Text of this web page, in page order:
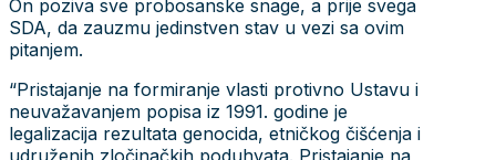
On poziva sve probosanske snage, a prije svega
SDA, da zauzmu jedinstven stav u vezi sa ovim
pitanjem.
“Pristajanje na formiranje vlasti protivno Ustavu i
neuvažavanjem popisa iz 1991. godine je
legalizacija rezultata genocida, etničkog čišćenja i
udruženih zločinačkih poduhvata. Pristajanje na